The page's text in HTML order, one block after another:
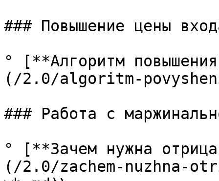
### Повышение цены
° [**Алгоритм
(/2.0/algoritm-
### Работа с
° [**Зачем нужна
(/2.0/zachem-nuzhna-